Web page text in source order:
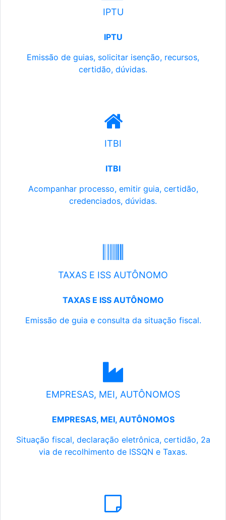
IPTU
IPTU
Emissão de guias, solicitar isenção, recursos,
certidão, dúvidas.
ITBI
ITBI
Acompanhar processo, emitir guia, certidão,
credenciados, dúvidas.
TAXAS E ISS AUTÔNOMO
TAXAS E ISS AUTÔNOMO
Emissão de guia e consulta da situação fiscal.
EMPRESAS, MEI, AUTÔNOMOS
EMPRESAS, MEI, AUTÔNOMOS
Situação fiscal, declaração eletrônica, certidão, 2a
via de recolhimento de ISSQN e Taxas.